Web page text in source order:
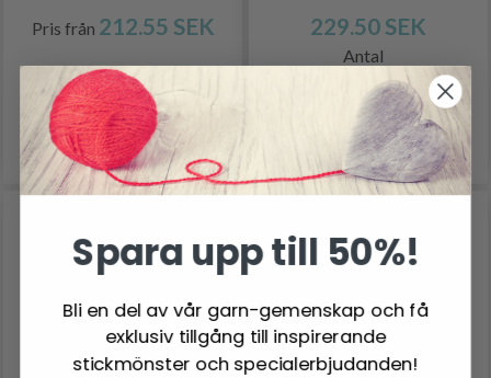
Pris från 212.55 SEK
Se produkt
229.50 SEK
Antal
Lägg till varukorgen
Spara upp till 50%!
Bli en del av vår garn-gemenskap och få
exklusiv tillgång till inspirerande
stickmönster och specialerbjudanden!